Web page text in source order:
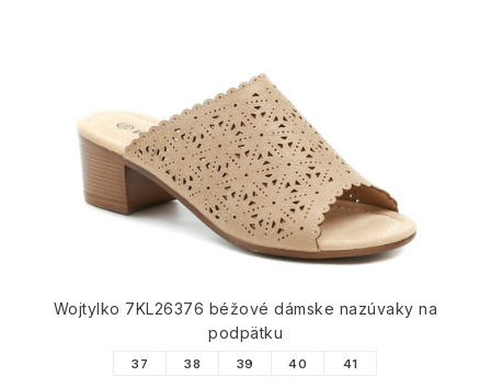
Wojtylko 7KL26376 béžové dámske nazúvaky na
podpätku
37 38 39 40 41